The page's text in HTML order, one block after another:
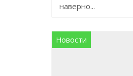
наверно...
Новости